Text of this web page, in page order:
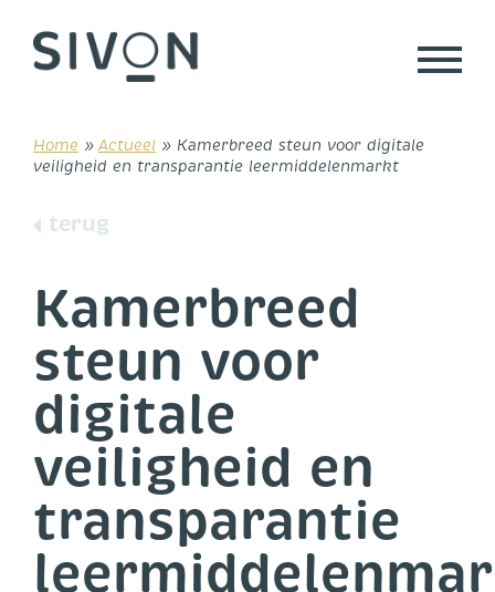
content
Home » Actueel » Kamerbreed steun voor digitale
veiligheid en transparantie leermiddelenmarkt
terug
Kamerbreed
steun voor
digitale
veiligheid en
transparantie